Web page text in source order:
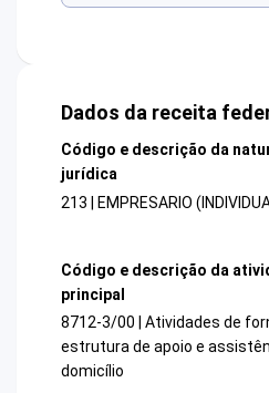
Dados da receita
Código e descrição da
jurídica
213 | EMPRESARIO
Código e descrição da
principal
8712-3/00 | Atividades de
estrutura de apoio e
domicílio